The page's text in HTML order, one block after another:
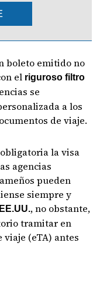
boleto emitido no
el riguroso filtro
se
a los
de viaje.
la visa
agencias
pueden
siempre y
, no obstante,
tramitar en
(eTA) antes